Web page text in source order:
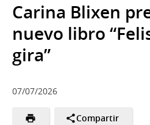
Carina Blixen
nuevo libro
gira”
07/07/2026
Compartir